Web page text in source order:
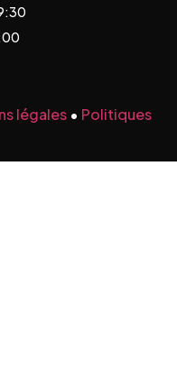
légales • Politiques